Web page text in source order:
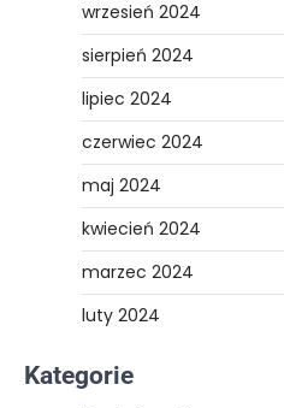
wrzesień 2024
sierpień 2024
lipiec 2024
czerwiec 2024
maj 2024
kwiecień 2024
marzec 2024
luty 2024
Kategorie